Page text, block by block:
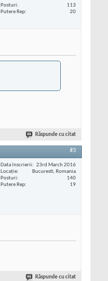
Posturi
113
Putere Rep
20
Răspunde cu citat
#3
Data înscrierii
23rd March 2016
Locaţie
Bucuresti, Romania
Posturi
140
Putere Rep
19
Răspunde cu citat